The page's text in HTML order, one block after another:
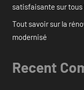
satisfaisante sur tous
Tout savoir sur la
modernisé
Recent